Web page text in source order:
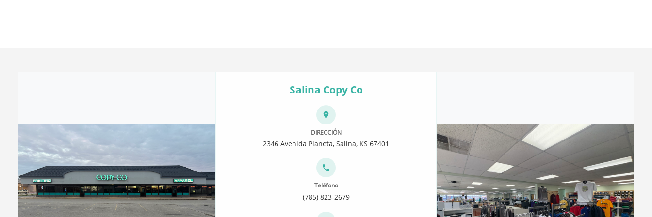
Salina Copy Co
DIRECCIÓN
2346 Avenida Planeta, Salina, KS 67401
Teléfono
(785) 823-2679